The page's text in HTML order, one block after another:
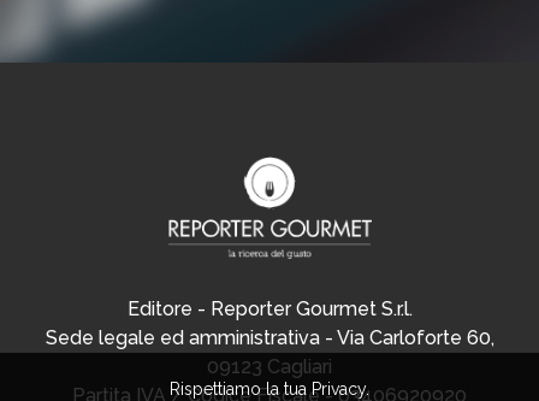
Editore - Reporter Gourmet S.r.l.
Sede legale ed amministrativa - Via Carloforte 60,
09123 Cagliari
Partita IVA / Codice Fiscale - 03406920920
Rispettiamo la tua Privacy.